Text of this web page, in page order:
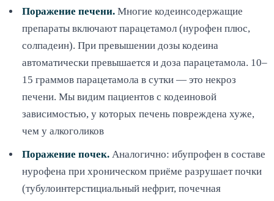
Поражение печени. Многие кодеинсодержащие
препараты включают парацетамол (нурофен плюс,
солпадеин). При превышении дозы кодеина
автоматически превышается и доза парацетамола. 10–
15 граммов парацетамола в сутки — это некроз
печени. Мы видим пациентов с кодеиновой
зависимостью, у которых печень повреждена хуже,
чем у алкоголиков
Поражение почек. Аналогично: ибупрофен в составе
нурофена при хроническом приёме разрушает почки
(тубулоинтерстициальный нефрит, почечная